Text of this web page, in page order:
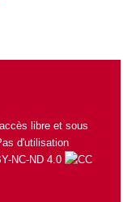
libre et sous
d'utilisation
NC-ND 4.0